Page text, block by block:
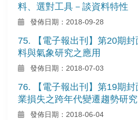
料、選對工具－談資料特性
發佈日期：2018-09-28
75. 【電子報出刊】第20期
料與氣象研究之應用
發佈日期：2018-07-03
76. 【電子報出刊】第19期
業損失之跨年代變遷趨勢研究
發佈日期：2018-06-04